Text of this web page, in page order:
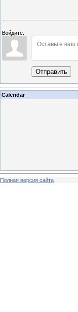
Войдите:
Отправить
Calendar
Полная версия сайта